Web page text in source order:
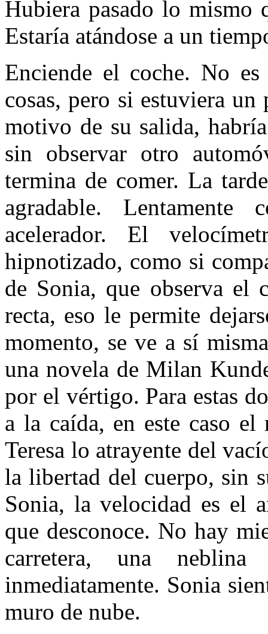
Hubiera pasado lo mismo
Estaría atándose a un
Enciende el coche. No
cosas, pero si estuviera
motivo de su salida,
sin observar otro
termina de comer. La
agradable.
acelerador. El
hipnotizado, como si
de Sonia, que observa el
recta, eso le permite
momento, se ve a sí
una novela de Milan
por el vértigo. Para estas
a la caída, en este caso
Teresa lo atrayente del
la libertad del cuerpo, sin
Sonia, la velocidad es el
que desconoce. No hay
carretera, una neblina
inmediatamente. Sonia
muro de nube.